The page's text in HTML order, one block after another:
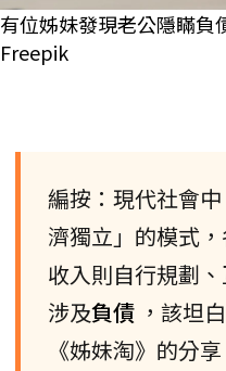
有位姊妹發現老公隱瞞負
Freepik
編按：現代社會
濟獨立」的模式
收入則自行規劃
涉及負債 ，該坦
《姊妹淘》的分